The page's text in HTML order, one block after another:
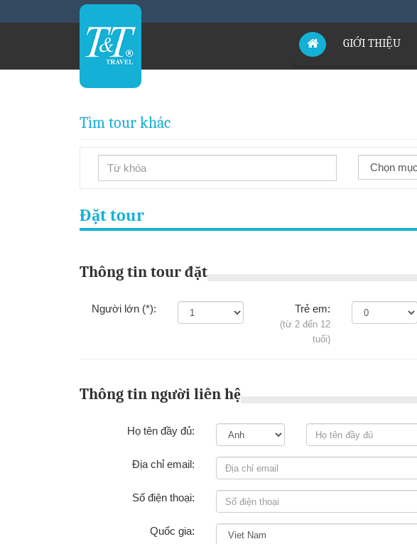
GIỚI THIỆU
Tìm tour khác
Đặt tour
Thông tin tour đặt
Người lớn (*): Trẻ em:
(từ 2 đến 12
tuổi)
Thông tin người liên hệ
Họ tên đầy đủ:
Địa chỉ email:
Số điện thoại:
Quốc gia: